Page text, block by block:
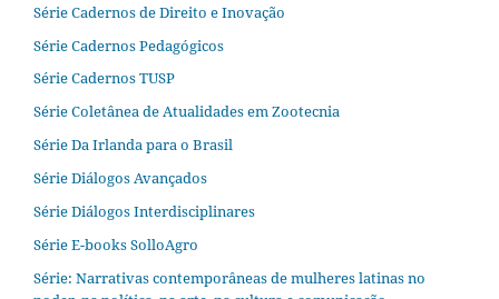
Série Cadernos de Direito e Inovação
Série Cadernos Pedagógicos
Série Cadernos TUSP
Série Coletânea de Atualidades em Zootecnia
Série Da Irlanda para o Brasil
Série Diálogos Avançados
Série Diálogos Interdisciplinares
Série E-books SolloAgro
Série: Narrativas contemporâneas de mulheres latinas no